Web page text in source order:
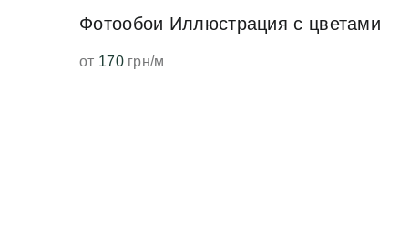
Фотообои Иллюстрация с цветами
от 170грн/м